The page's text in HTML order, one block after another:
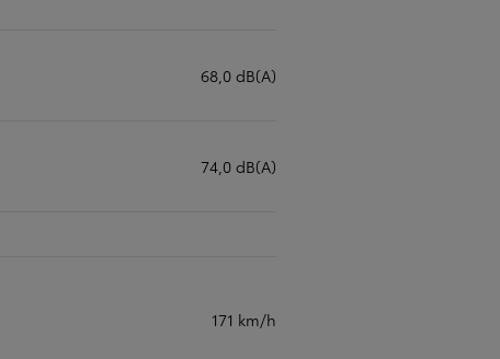
68,0 dB(A)
74,0 dB(A)
171 km/h